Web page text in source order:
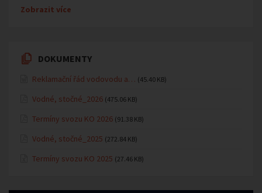
Zobrazit více
DOKUMENTY
Reklamační řád vodovodu a… (45.40 KB)
Vodné, stočné_2026 (475.06 KB)
Termíny svozu KO 2026 (91.38 KB)
Vodné, stočné_2025 (272.84 KB)
Termíny svozu KO 2025 (27.46 KB)